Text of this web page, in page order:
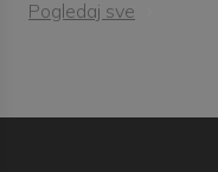
Pogledaj sve